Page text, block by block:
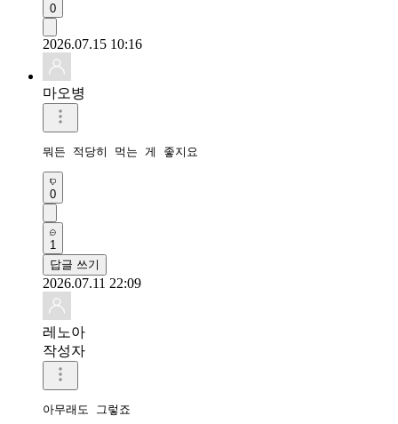
0
2026.07.15 10:16
마오병
뭐든 적당히 먹는 게 좋지요
0
1
답글 쓰기
2026.07.11 22:09
레노아
작성자
아무래도 그렇죠